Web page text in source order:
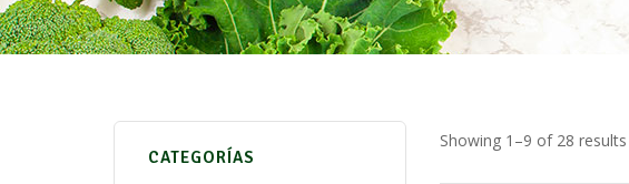
CATEGORÍAS
Showing 1–9 of 28 results